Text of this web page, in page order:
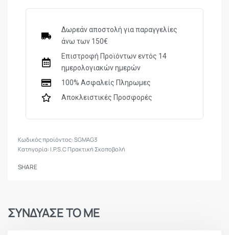
Δωρεάν αποστολή για παραγγελίες
άνω των 150€
Επιστροφή Προϊόντων εντός 14
ημερολογιακών ημερών
100% Ασφαλείς Πληρωμες
Αποκλειστικές Προσφορές
SGMAG3
Κατηγορία: I.P.S.C Πρακτική Σκοποβολή
SHARE
ΣΥΝΔΥΑΣΕ ΤΟ ΜΕ